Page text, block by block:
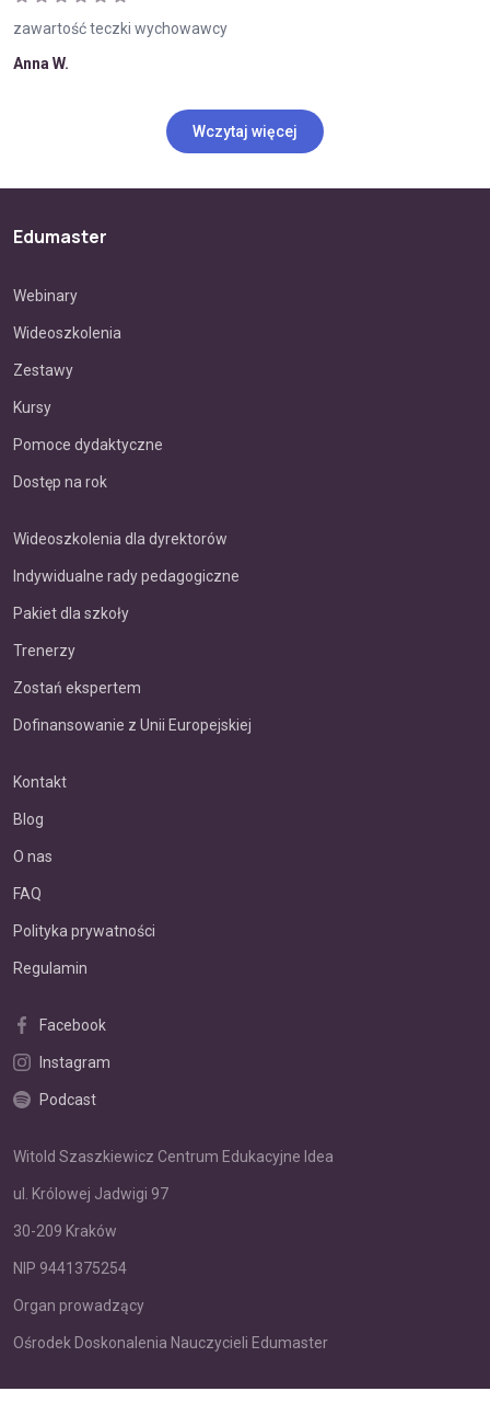
zawartość teczki wychowawcy
Anna W.
Wczytaj więcej
Edumaster
Webinary
Wideoszkolenia
Zestawy
Kursy
Pomoce dydaktyczne
Dostęp na rok
Wideoszkolenia dla dyrektorów
Indywidualne rady pedagogiczne
Pakiet dla szkoły
Trenerzy
Zostań ekspertem
Dofinansowanie z Unii Europejskiej
Kontakt
Blog
O nas
FAQ
Polityka prywatności
Regulamin
Facebook
Instagram
Podcast
Witold Szaszkiewicz Centrum Edukacyjne Idea
ul. Królowej Jadwigi 97
30-209 Kraków
NIP 9441375254
Organ prowadzący
Ośrodek Doskonalenia Nauczycieli Edumaster